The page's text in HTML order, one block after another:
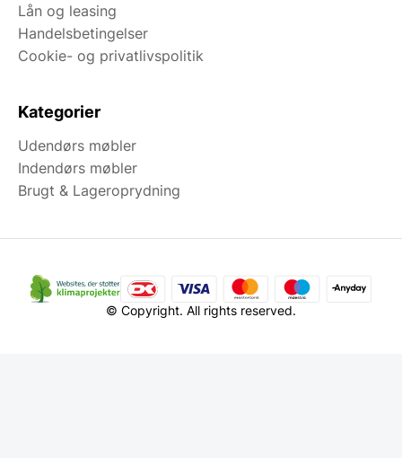
Lån og leasing
Handelsbetingelser
Cookie- og privatlivspolitik
Kategorier
Udendørs møbler
Indendørs møbler
Brugt & Lageroprydning
© Copyright. All rights reserved.